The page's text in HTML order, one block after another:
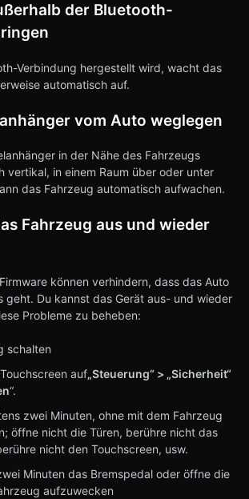
der Bluetooth-
Verbindung hergestellt wird, wacht das
automatisch auf.
vom Auto weglegen
in der Nähe des Fahrzeugs
vertikal, in einem Raum über oder unter
das Fahrzeug automatisch aufwachen.
Fahrzeug aus und wieder
können verhindern, dass das Auto
geht. Du kannst das Gerät aus- und wieder
Probleme zu beheben:
schalten
auf„Steuerung“ > „Sicherheit“
“.
zwei Minuten, ohne mit dem Fahrzeug
öffne nicht die Türen, berühre nicht das
nicht den Touchscreen, usw.
Minuten das Bremspedal oder öffne die
aufzuwecken